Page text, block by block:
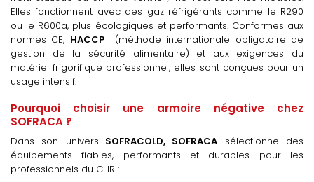
Elles fonctionnent avec des gaz réfrigérants comme le R290
ou le R600a, plus écologiques et performants. Conformes aux
normes CE, HACCP(méthode internationale obligatoire de
gestion de la sécurité alimentaire) et aux exigences du
matériel frigorifique professionnel, elles sont conçues pour un
usage intensif.
Pourquoi choisir une armoire négative chez
SOFRACA ?
Dans son univers SOFRACOLD, SOFRACA sélectionne des
équipements fiables, performants et durables pour les
professionnels du CHR :